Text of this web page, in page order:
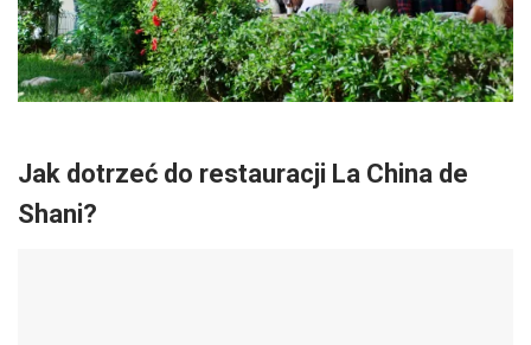
Jak dotrzeć do restauracji La China de
Shani?